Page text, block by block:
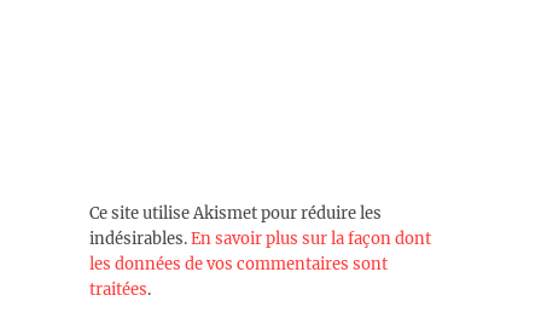
Ce site utilise Akismet pour réduire les
indésirables.En savoir plus sur la façon dont
les données de vos commentaires sont
traitées.